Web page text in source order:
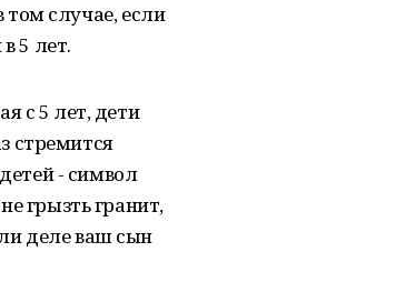
случае, если
5 лет.
с 5 лет, дети
стремится
- символ
грызть гранит,
деле ваш сын